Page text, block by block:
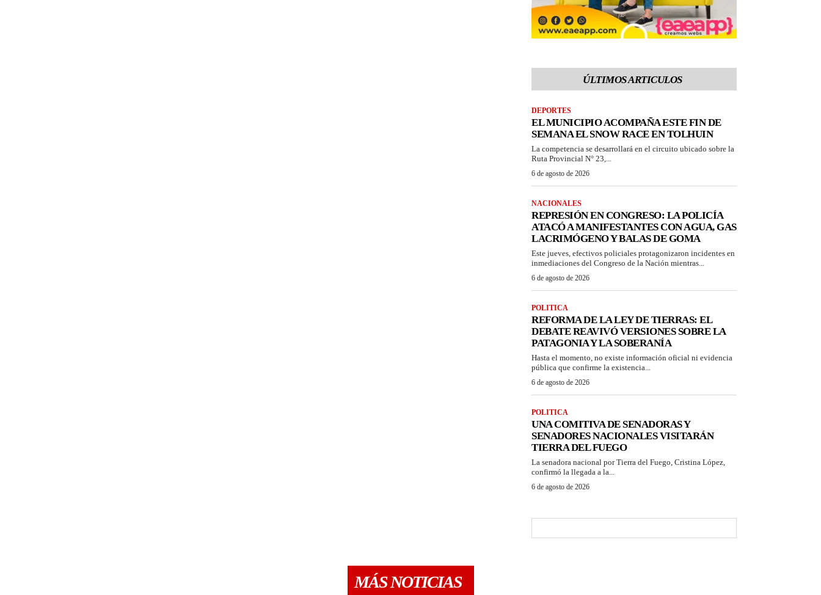
ÚLTIMOS ARTICULOS
DEPORTES
EL MUNICIPIO ACOMPAÑA ESTE FIN DE
SEMANA EL SNOW RACE EN TOLHUIN
La competencia se desarrollará en el circuito ubicado sobre la
Ruta Provincial N° 23,...
6 de agosto de 2026
NACIONALES
REPRESIÓN EN CONGRESO: LA POLICÍA
ATACÓ A MANIFESTANTES CON AGUA, GAS
LACRIMÓGENO Y BALAS DE GOMA
Este jueves, efectivos policiales protagonizaron incidentes en
inmediaciones del Congreso de la Nación mientras...
6 de agosto de 2026
POLITICA
REFORMA DE LA LEY DE TIERRAS: EL
DEBATE REAVIVÓ VERSIONES SOBRE LA
PATAGONIA Y LA SOBERANÍA
Hasta el momento, no existe información oficial ni evidencia
pública que confirme la existencia...
6 de agosto de 2026
POLITICA
UNA COMITIVA DE SENADORAS Y
SENADORES NACIONALES VISITARÁN
TIERRA DEL FUEGO
La senadora nacional por Tierra del Fuego, Cristina López,
confirmó la llegada a la...
6 de agosto de 2026
MÁS NOTICIAS